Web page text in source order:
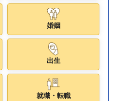
婚姻
出生
就職・転職